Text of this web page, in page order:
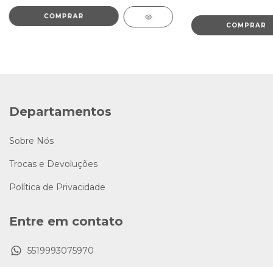
Departamentos
Sobre Nós
Trocas e Devoluções
Política de Privacidade
Entre em contato
5519993075970